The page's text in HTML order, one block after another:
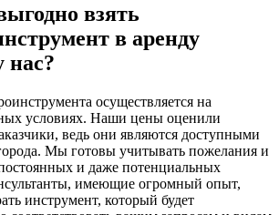
взять
в аренду
нас?
осуществляется на
условиях. Наши цены оценили
ведь они являются доступными
Мы готовы учитывать пожелания и
и даже потенциальных
имеющие огромный опыт,
инструмент, который будет